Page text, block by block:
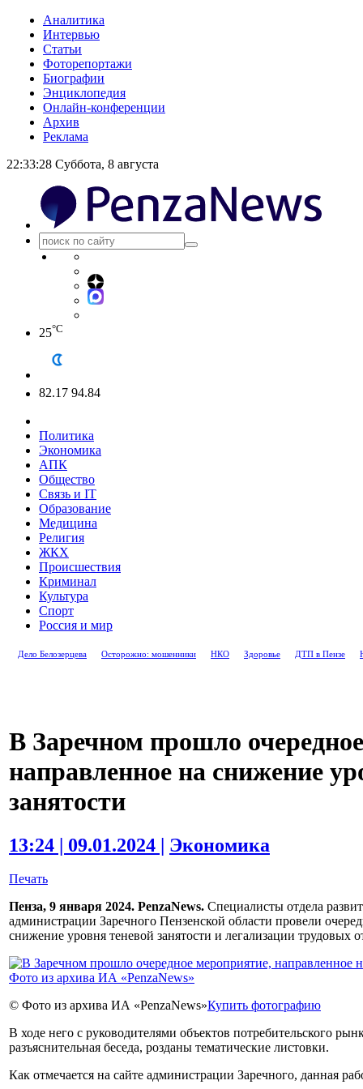
Аналитика
Интервью
Статьи
Фоторепортажи
Биографии
Энциклопедия
Онлайн-конференции
Архив
Реклама
22:33:29 Суббота, 8 августа
25°C
82.17 94.84
Политика
Экономика
АПК
Общество
Связь и IT
Образование
Медицина
Религия
ЖКХ
Происшествия
Криминал
Культура
Спорт
Россия и мир
Дело Белозерцева Осторожно: мошенники НКО Здоровье ДТП в Пензе
В Заречном прошло
направленное на снижение
занятости
13:24 | 09.01.2024 | Экономика
Печать
Пенза, 9 января 2024. PenzaNews. Специалисты отдела
администрации Заречного Пензенской области провели
снижение уровня теневой занятости и легализации трудовых
© Фото из архива ИА «PenzaNews»Купить фотографию
В ходе него с руководителями объектов потребительского
разъяснительная беседа, розданы тематические листовки.
Как отмечается на сайте администрации Заречного, данная